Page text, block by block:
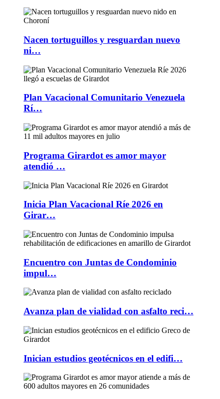
Nacen tortuguillos y resguardan nuevo
ni…
Plan Vacacional Comunitario Venezuela
Rí…
Programa Girardot es amor mayor
atendió …
Inicia Plan Vacacional Ríe 2026 en
Girar…
Encuentro con Juntas de Condominio
impul…
Avanza plan de vialidad con asfalto reci…
Inician estudios geotécnicos en el edifi…